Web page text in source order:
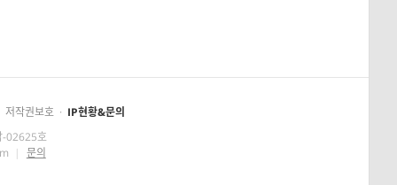
저작권보호 · IP현황&문의
-02625호
| 문의